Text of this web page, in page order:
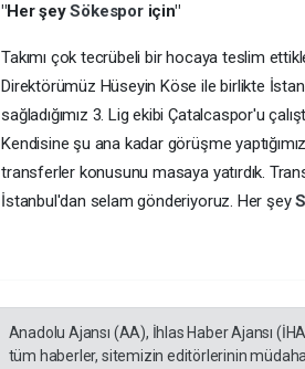
"Her şeySökespor için"
Takımı çok tecrübeli bir hocaya teslim
Direktörümüz Hüseyin Köse ile birlikte
sağladığımız 3. Lig ekibi Çatalcaspor'u
Kendisine şu ana kadar görüşme
transferler konusunu masaya yatırdık.
İstanbul'dan selam gönderiyoruz. Her şey
Anadolu Ajansı (AA), İhlas Haber Ajansı
tüm haberler, sitemizin editörlerinin